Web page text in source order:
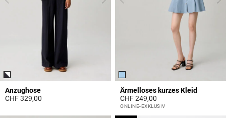
Anzughose
CHF 329,00
Ärmelloses kurzes Kleid
CHF 249,00
5 out of 5 Customer Rating
ONLINE-EXKLUSIV